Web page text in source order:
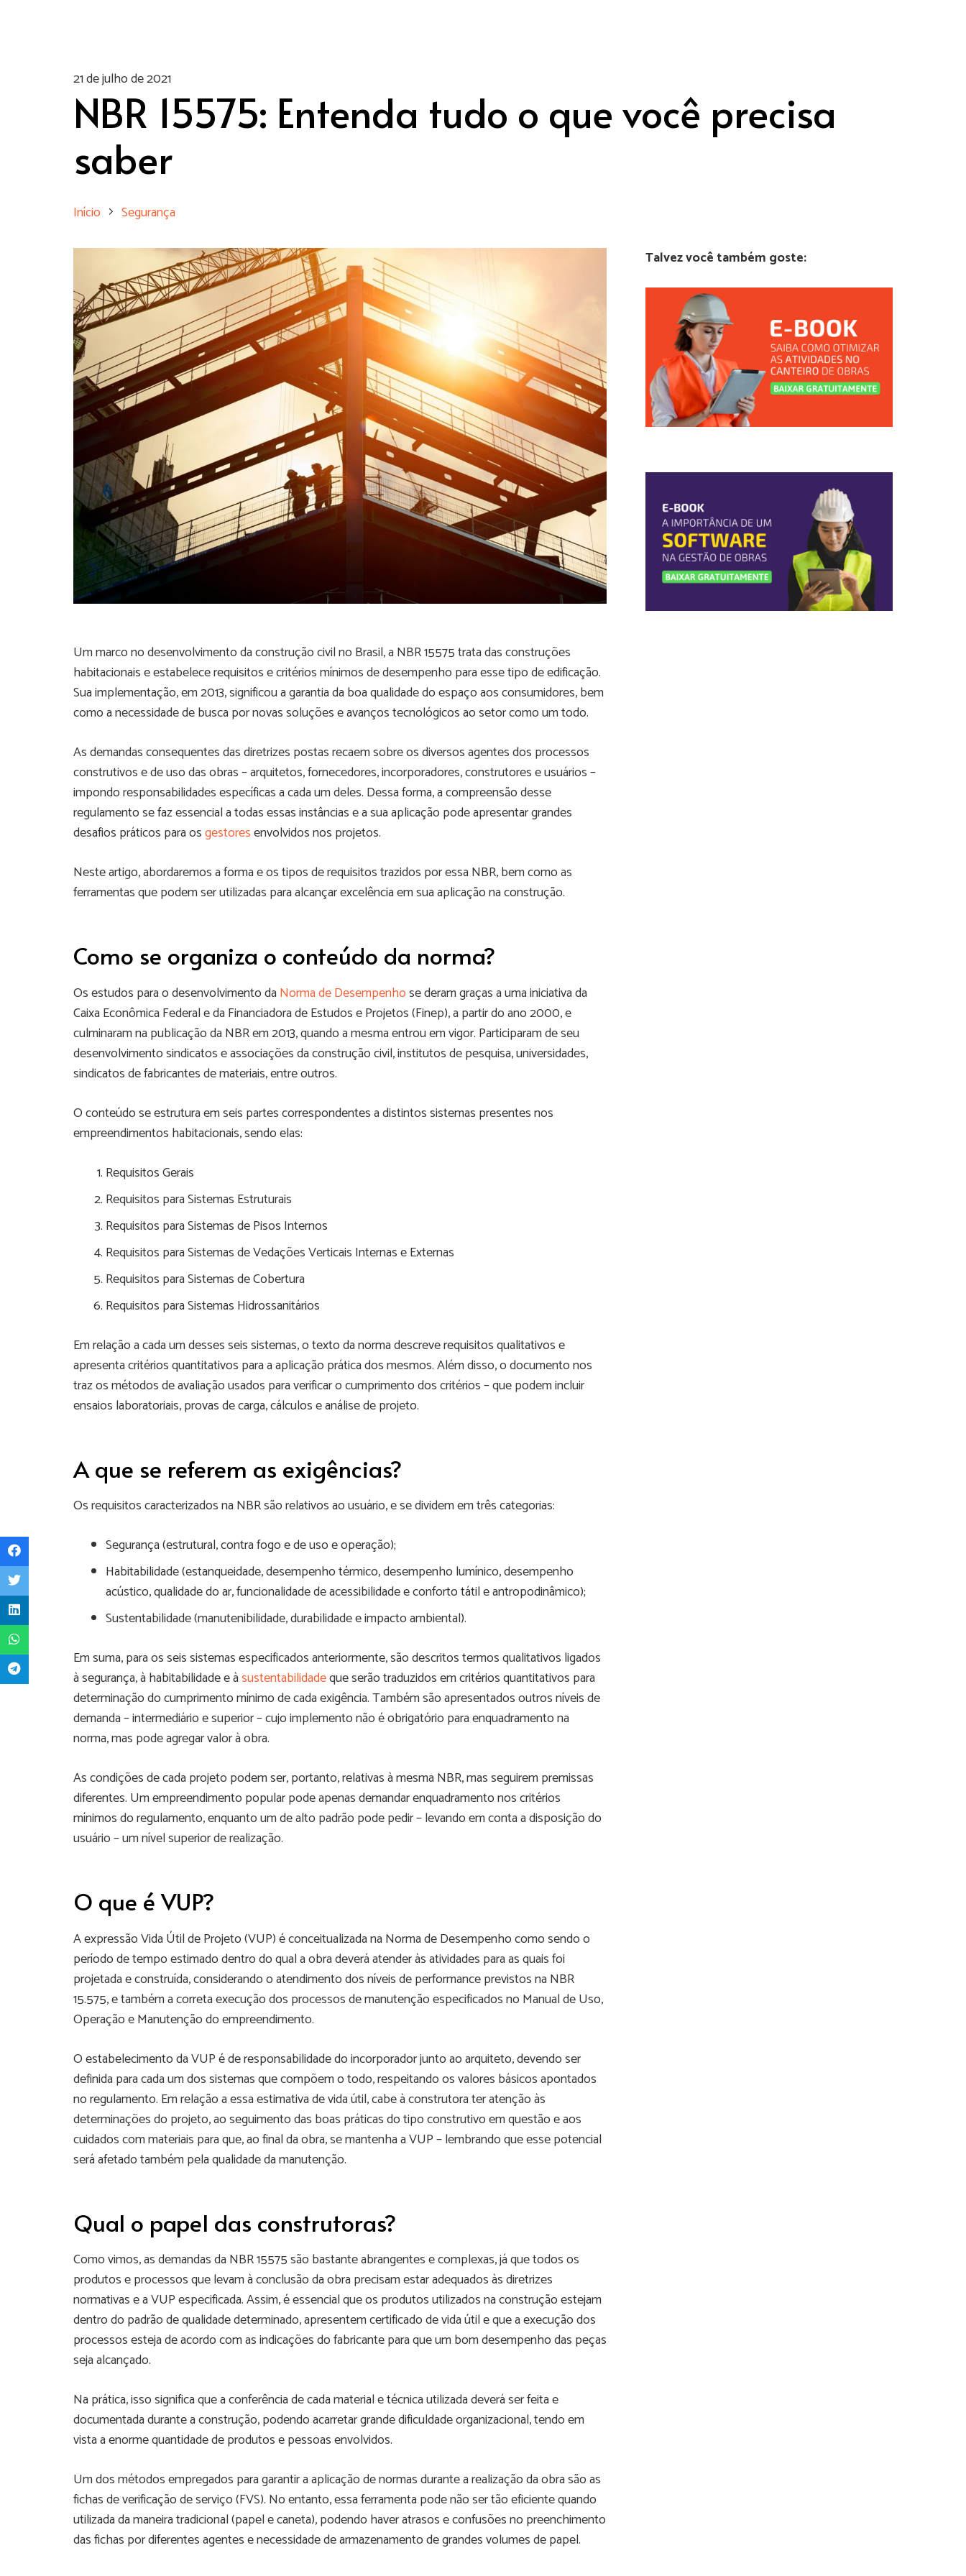
21 de julho de 2021
NBR 15575: Entenda tudo o que você precisa
saber
Início Segurança
Um marco no desenvolvimento da construção civil no Brasil, a NBR 15575 trata das construções
habitacionais e estabelece requisitos e critérios mínimos de desempenho para esse tipo de edificação.
Sua implementação, em 2013, significou a garantia da boa qualidade do espaço aos consumidores, bem
como a necessidade de busca por novas soluções e avanços tecnológicos ao setor como um todo.
As demandas consequentes das diretrizes postas recaem sobre os diversos agentes dos processos
construtivos e de uso das obras – arquitetos, fornecedores, incorporadores, construtores e usuários –
impondo responsabilidades específicas a cada um deles. Dessa forma, a compreensão desse
regulamento se faz essencial a todas essas instâncias e a sua aplicação pode apresentar grandes
desafios práticos para osgestoresenvolvidos nos projetos.
Neste artigo, abordaremos a forma e os tipos de requisitos trazidos por essa NBR, bem como as
ferramentas que podem ser utilizadas para alcançar excelência em sua aplicação na construção.
Como se organiza o conteúdo da norma?
Os estudos para o desenvolvimento daNorma de Desempenhose deram graças a uma iniciativa da
Caixa Econômica Federal e da Financiadora de Estudos e Projetos (Finep), a partir do ano 2000, e
culminaram na publicação da NBR em 2013, quando a mesma entrou em vigor. Participaram de seu
desenvolvimento sindicatos e associações da construção civil, institutos de pesquisa, universidades,
sindicatos de fabricantes de materiais, entre outros.
O conteúdo se estrutura em seis partes correspondentes a distintos sistemas presentes nos
empreendimentos habitacionais, sendo elas:
Requisitos Gerais
Requisitos para Sistemas Estruturais
Requisitos para Sistemas de Pisos Internos
Requisitos para Sistemas de Vedações Verticais Internas e Externas
Requisitos para Sistemas de Cobertura
Requisitos para Sistemas Hidrossanitários
Em relação a cada um desses seis sistemas, o texto da norma descreve requisitos qualitativos e
apresenta critérios quantitativos para a aplicação prática dos mesmos. Além disso, o documento nos
traz os métodos de avaliação usados para verificar o cumprimento dos critérios – que podem incluir
ensaios laboratoriais, provas de carga, cálculos e análise de projeto.
A que se referem as exigências?
Os requisitos caracterizados na NBR são relativos ao usuário, e se dividem em três categorias:
Segurança (estrutural, contra fogo e de uso e operação);
Habitabilidade (estanqueidade, desempenho térmico, desempenho lumínico, desempenho
acústico, qualidade do ar, funcionalidade de acessibilidade e conforto tátil e antropodinâmico);
Sustentabilidade (manutenibilidade, durabilidade e impacto ambiental).
Em suma, para os seis sistemas especificados anteriormente, são descritos termos qualitativos ligados
à segurança, à habitabilidade e àsustentabilidadeque serão traduzidos em critérios quantitativos para
determinação do cumprimento mínimo de cada exigência. Também são apresentados outros níveis de
demanda – intermediário e superior – cujo implemento não é obrigatório para enquadramento na
norma, mas pode agregar valor à obra.
As condições de cada projeto podem ser, portanto, relativas à mesma NBR, mas seguirem premissas
diferentes. Um empreendimento popular pode apenas demandar enquadramento nos critérios
mínimos do regulamento, enquanto um de alto padrão pode pedir – levando em conta a disposição do
usuário – um nível superior de realização.
O que é VUP?
A expressão Vida Útil de Projeto (VUP) é conceitualizada na Norma de Desempenho como sendo o
período de tempo estimado dentro do qual a obra deverá atender às atividades para as quais foi
projetada e construída, considerando o atendimento dos níveis de performance previstos na NBR
15.575, e também a correta execução dos processos de manutenção especificados no Manual de Uso,
Operação e Manutenção do empreendimento.
O estabelecimento da VUP é de responsabilidade do incorporador junto ao arquiteto, devendo ser
definida para cada um dos sistemas que compõem o todo, respeitando os valores básicos apontados
no regulamento. Em relação a essa estimativa de vida útil, cabe à construtora ter atenção às
determinações do projeto, ao seguimento das boas práticas do tipo construtivo em questão e aos
cuidados com materiais para que, ao final da obra, se mantenha a VUP – lembrando que esse potencial
será afetado também pela qualidade da manutenção.
Qual o papel das construtoras?
Como vimos, as demandas da NBR 15575 são bastante abrangentes e complexas, já que todos os
produtos e processos que levam à conclusão da obra precisam estar adequados às diretrizes
normativas e a VUP especificada. Assim, é essencial que os produtos utilizados na construção estejam
dentro do padrão de qualidade determinado, apresentem certificado de vida útil e que a execução dos
processos esteja de acordo com as indicações do fabricante para que um bom desempenho das peças
seja alcançado.
Na prática, isso significa que a conferência de cada material e técnica utilizada deverá ser feita e
documentada durante a construção, podendo acarretar grande dificuldade organizacional, tendo em
vista a enorme quantidade de produtos e pessoas envolvidos.
Um dos métodos empregados para garantir a aplicação de normas durante a realização da obra são as
fichas de verificação de serviço (FVS). No entanto, essa ferramenta pode não ser tão eficiente quando
utilizada da maneira tradicional (papel e caneta), podendo haver atrasos e confusões no preenchimento
das fichas por diferentes agentes e necessidade de armazenamento de grandes volumes de papel.
Talvez você também goste: